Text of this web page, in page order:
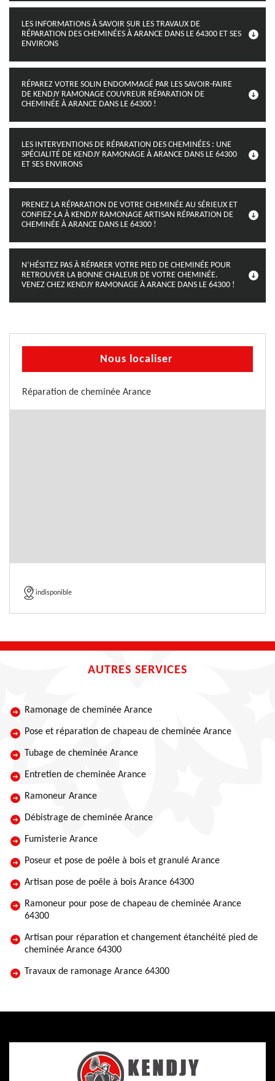
LES INFORMATIONS À SAVOIR SUR LES TRAVAUX DE
RÉPARATION DES CHEMINÉES À ARANCE DANS LE 64300 ET SES
ENVIRONS
RÉPAREZ VOTRE SOLIN ENDOMMAGÉ PAR LES SAVOIR-FAIRE
DE KENDJY RAMONAGE COUVREUR RÉPARATION DE
CHEMINÉE À ARANCE DANS LE 64300 !
LES INTERVENTIONS DE RÉPARATION DES CHEMINÉES : UNE
SPÉCIALITÉ DE KENDJY RAMONAGE À ARANCE DANS LE 64300
ET SES ENVIRONS
PRENEZ LA RÉPARATION DE VOTRE CHEMINÉE AU SÉRIEUX ET
CONFIEZ-LA À KENDJY RAMONAGE ARTISAN RÉPARATION DE
CHEMINÉE À ARANCE DANS LE 64300 !
N’HÉSITEZ PAS À RÉPARER VOTRE PIED DE CHEMINÉE POUR
RETROUVER LA BONNE CHALEUR DE VOTRE CHEMINÉE.
VENEZ CHEZ KENDJY RAMONAGE À ARANCE DANS LE 64300 !
Nous localiser
Réparation de cheminée Arance
indisponible
AUTRES SERVICES
Ramonage de cheminée Arance
Pose et réparation de chapeau de cheminée Arance
Tubage de cheminée Arance
Entretien de cheminée Arance
Ramoneur Arance
Débistrage de cheminée Arance
Fumisterie Arance
Poseur et pose de poêle à bois et granulé Arance
Artisan pose de poêle à bois Arance 64300
Ramoneur pour pose de chapeau de cheminée Arance
64300
Artisan pour réparation et changement étanchéité pied de
cheminée Arance 64300
Travaux de ramonage Arance 64300